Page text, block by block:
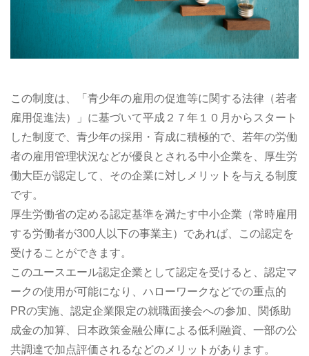
この制度は、「青少年の雇用の促進等に関する法律（若者
雇用促進法）」に基づいて平成２７年１０月からスタート
した制度で、青少年の採用・育成に積極的で、若年の労働
者の雇用管理状況などが優良とされる中小企業を、厚生労
働大臣が認定して、その企業に対しメリットを与える制度
です。
厚生労働省の定める認定基準を満たす中小企業（常時雇用
する労働者が300人以下の事業主）であれば、この認定を
受けることができます。
このユースエール認定企業として認定を受けると、認定マ
ークの使用が可能になり、ハローワークなどでの重点的
PRの実施、認定企業限定の就職面接会への参加、関係助
成金の加算、日本政策金融公庫による低利融資、一部の公
共調達で加点評価されるなどのメリットがあります。